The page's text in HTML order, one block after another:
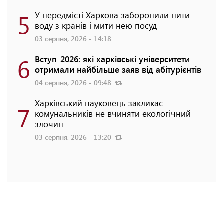
5 У передмісті Харкова заборонили пити
воду з кранів і мити нею посуд
03 серпня, 2026 - 14:18
6 Вступ-2026: які харківські університети
отримали найбільше заяв від абітурієнтів
04 серпня, 2026 - 09:48
7 Харківський науковець закликає
комунальників не вчиняти екологічний
злочин
03 серпня, 2026 - 13:20